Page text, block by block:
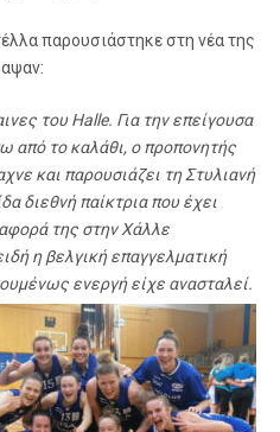
παρουσιάστηκε στη νέα της
του Halle. Για την επείγουσα
από το καλάθι, ο προπονητής
και παρουσιάζει τη Στυλιανή
διεθνή παίκτρια που έχει
της στην Χάλλε
η βελγική επαγγελματική
ενεργή είχε ανασταλεί.